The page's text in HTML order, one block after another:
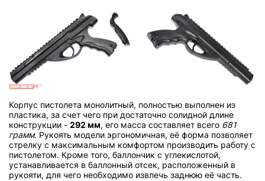
Корпус пистолета монолитный, полностью выполнен из
пластика, за счет чего при достаточно солидной длине
конструкции - 292 мм, его масса составляет всего 681
грамм. Рукоять модели эргономичная, её форма позволяет
стрелку с максимальным комфортом производить работу с
пистолетом. Кроме того, баллончик с углекислотой,
устанавливается в баллонный отсек, расположенный в
рукояти, для чего необходимо извлечь заднюю её часть.